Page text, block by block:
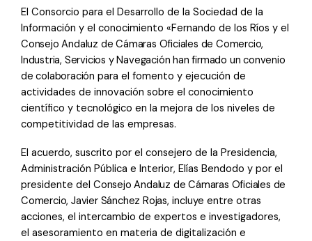
El Consorcio para el Desarrollo de la Sociedad de la
Información y el conocimiento «Fernando de los Ríos y el
Consejo Andaluz de Cámaras Oficiales de Comercio,
Industria, Servicios y Navegación han firmado un convenio
de colaboración para el fomento y ejecución de
actividades de innovación sobre el conocimiento
científico y tecnológico en la mejora de los niveles de
competitividad de las empresas.
El acuerdo, suscrito por el consejero de la Presidencia,
Administración Pública e Interior, Elías Bendodo y por el
presidente del Consejo Andaluz de Cámaras Oficiales de
Comercio, Javier Sánchez Rojas, incluye entre otras
acciones, el intercambio de expertos e investigadores,
el asesoramiento en materia de digitalización e